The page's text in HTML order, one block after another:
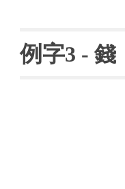
例字3 - 錢